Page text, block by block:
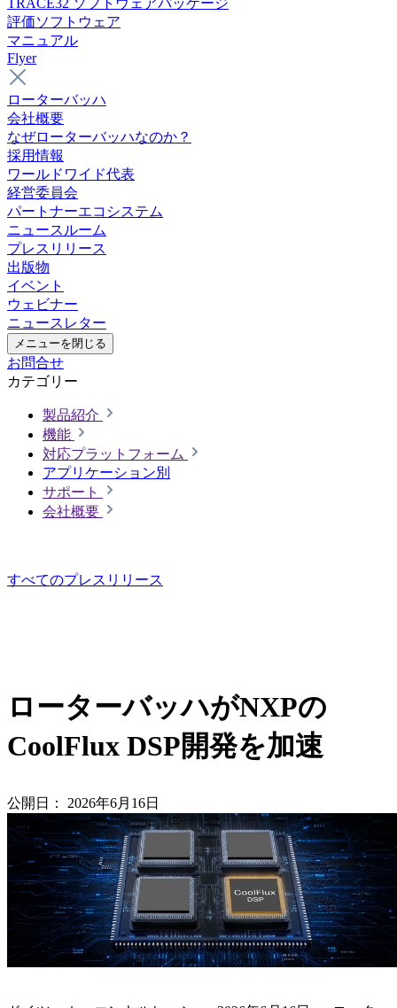
TRACE32 ソフトウェアパッケージ
評価ソフトウェア
マニュアル
Flyer
ローターバッハ
会社概要
なぜローターバッハなのか？
採用情報
ワールドワイド代表
経営委員会
パートナーエコシステム
ニュースルーム
プレスリリース
出版物
イベント
ウェビナー
ニュースレター
メニューを閉じる
お問合せ
カテゴリー
製品紹介
機能
対応プラットフォーム
アプリケーション別
サポート
会社概要
すべてのプレスリリース
ローターバッハがNXPの
CoolFlux DSP開発を加速
公開日： 2026年6月16日